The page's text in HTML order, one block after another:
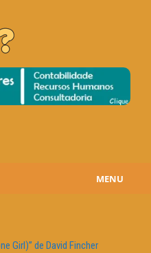
MENU
Girl)” de David Fincher